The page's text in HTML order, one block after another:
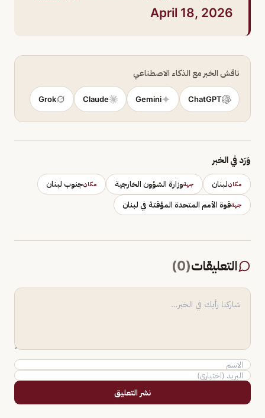
April 18, 2026
ناقش الخبر مع الذكاء الاصطناعي
ChatGPT
Gemini
Claude
Grok
وَرَد في الخبر
مكانلبنان جهةوزارة الشؤون الخارجية مكانجنوب لبنان
جهةقوة الأمم المتحدة المؤقتة في لبنان
التعليقات(
0
)
نشر التعليق